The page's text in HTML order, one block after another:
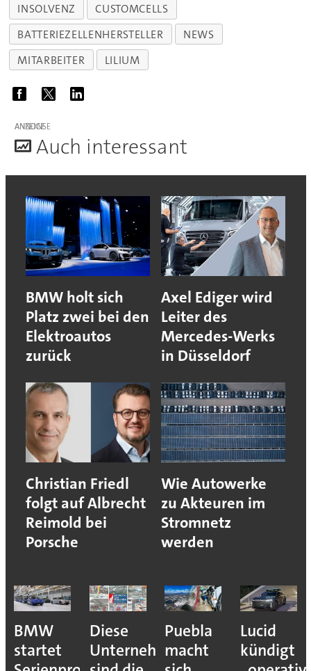
INSOLVENZ
CUSTOMCELLS
BATTERIEZELLENHERSTELLER
NEWS
MITARBEITER
LILIUM
ANZEIGE
Auch interessant
BMW holt sich
Platz zwei bei den
Elektroautos
zurück
Axel Ediger wird
Leiter des
Mercedes-Werks
in Düsseldorf
Christian Friedl
folgt auf Albrecht
Reimold bei
Porsche
Wie Autowerke
zu Akteuren im
Stromnetz
werden
BMW
startet
Diese
Unternehmen
Puebla
macht
Lucid
kündigt